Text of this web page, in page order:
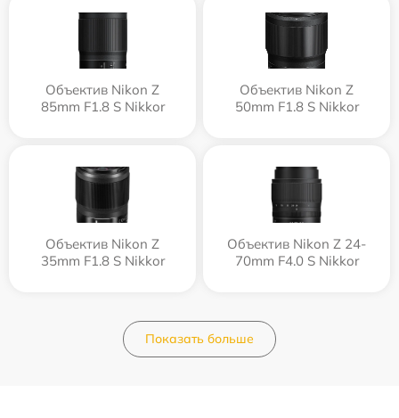
Объектив Nikon Z
85mm F1.8 S Nikkor
Объектив Nikon Z
50mm F1.8 S Nikkor
Объектив Nikon Z
35mm F1.8 S Nikkor
Объектив Nikon Z 24-
70mm F4.0 S Nikkor
Показать больше